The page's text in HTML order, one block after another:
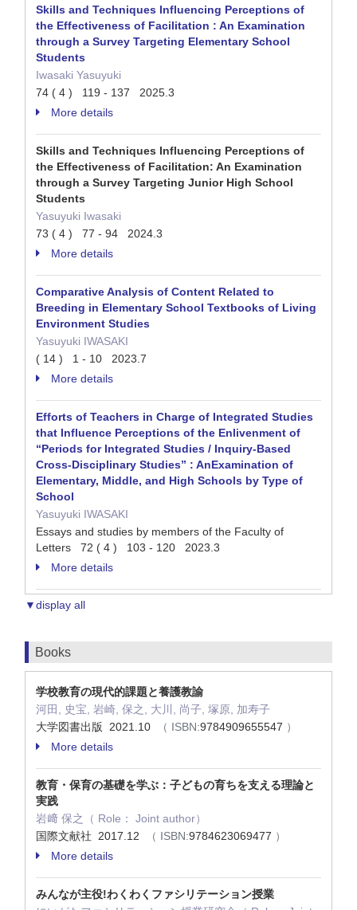
Skills and Techniques Influencing Perceptions of
the Effectiveness of Facilitation : An Examination
through a Survey Targeting Elementary School
Students
Iwasaki Yasuyuki
74 ( 4 ) 119 - 137 2025.3
More details
Skills and Techniques Influencing Perceptions of
the Effectiveness of Facilitation: An Examination
through a Survey Targeting Junior High School
Students
Yasuyuki Iwasaki
73 ( 4 ) 77 - 94 2024.3
More details
Comparative Analysis of Content Related to
Breeding in Elementary School Textbooks of Living
Environment Studies
Yasuyuki IWASAKI
( 14 ) 1 - 10 2023.7
More details
Efforts of Teachers in Charge of Integrated Studies
that Influence Perceptions of the Enlivenment of
“Periods for Integrated Studies / Inquiry-Based
Cross-Disciplinary Studies” : AnExamination of
Elementary, Middle, and High Schools by Type of
School
Yasuyuki IWASAKI
Essays and studies by members of the Faculty of
Letters 72 ( 4 ) 103 - 120 2023.3
More details
▼display all
Books
学校教育の現代的課題と養護教諭
河田, 史宝, 岩崎, 保之, 大川, 尚子, 塚原, 加寿子
大学図書出版 2021.10
（ ISBN:9784909655547 ）
More details
教育・保育の基礎を学ぶ：子どもの育ちを支える理論と
実践
岩﨑 保之（ Role： Joint author）
国際文献社 2017.12
（ ISBN:9784623069477 ）
More details
みんなが主役!わくわくファシリテーション授業